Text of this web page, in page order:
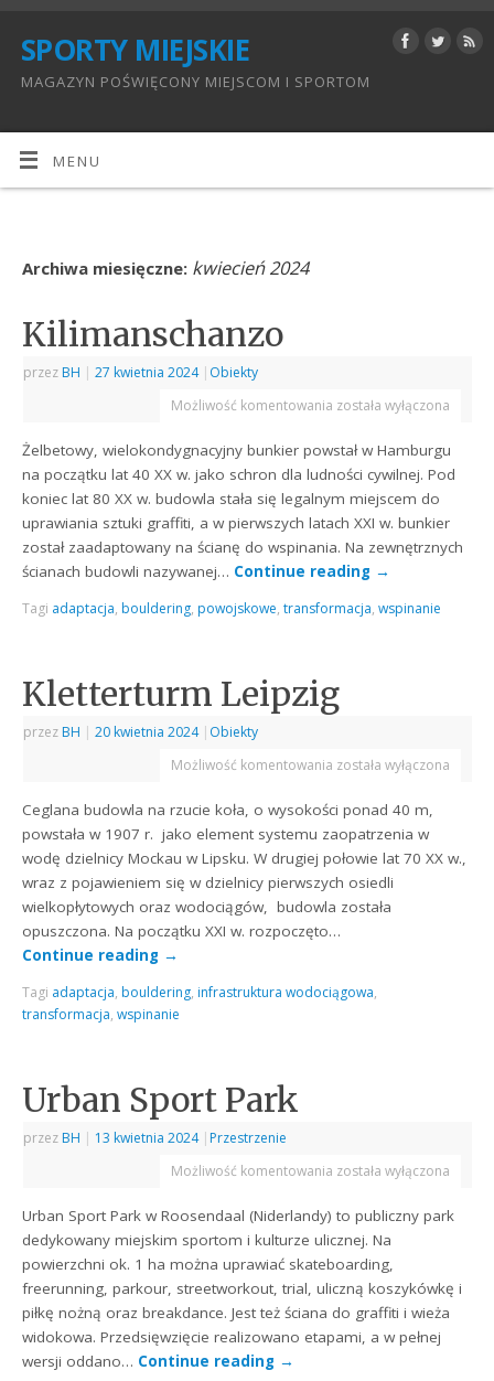
SPORTY MIEJSKIE
MAGAZYN POŚWIĘCONY MIEJSCOM I SPORTOM
MENU
Archiwa miesięczne: kwiecień 2024
Kilimanschanzo
przez BH | 27 kwietnia 2024 | Obiekty
Możliwość komentowania została wyłączona
Żelbetowy, wielokondygnacyjny bunkier powstał w Hamburgu
na początku lat 40 XX w. jako schron dla ludności cywilnej. Pod
koniec lat 80 XX w. budowla stała się legalnym miejscem do
uprawiania sztuki graffiti, a w pierwszych latach XXI w. bunkier
został zaadaptowany na ścianę do wspinania. Na zewnętrznych
ścianach budowli nazywanej… Continue reading →
Tagi adaptacja, bouldering, powojskowe,transformacja,wspinanie
Kletterturm Leipzig
przez BH | 20 kwietnia 2024 | Obiekty
Możliwość komentowania została wyłączona
Ceglana budowla na rzucie koła, o wysokości ponad 40 m,
powstała w 1907 r. jako element systemu zaopatrzenia w
wodę dzielnicy Mockau w Lipsku. W drugiej połowie lat 70 XX w.,
wraz z pojawieniem się w dzielnicy pierwszych osiedli
wielkopłytowych oraz wodociągów, budowla została
opuszczona. Na początku XXI w. rozpoczęto…
Continue reading →
Tagi adaptacja, bouldering, infrastruktura wodociągowa,
transformacja,wspinanie
Urban Sport Park
przez BH | 13 kwietnia 2024 | Przestrzenie
Możliwość komentowania została wyłączona
Urban Sport Park w Roosendaal (Niderlandy) to publiczny park
dedykowany miejskim sportom i kulturze ulicznej. Na
powierzchni ok. 1 ha można uprawiać skateboarding,
freerunning, parkour, streetworkout, trial, uliczną koszykówkę i
piłkę nożną oraz breakdance. Jest też ściana do graffiti i wieża
widokowa. Przedsięwzięcie realizowano etapami, a w pełnej
wersji oddano… Continue reading →